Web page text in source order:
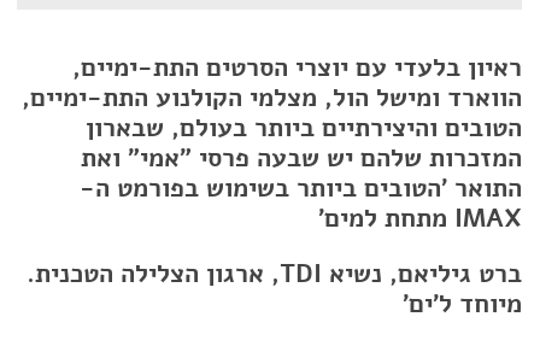
ראיון בלעדי עם יוצרי הסרטים התת-ימיים,
הווארד ומישל הול, מצלמי הקולנוע התת-ימיים,
הטובים והיצירתיים ביותר בעולם, שבארון
המזכרות שלהם יש שבעה פרסי "אמי" ואת
התואר 'הטובים ביותר בשימוש בפורמט ה-
IMAX מתחת למים'
ברט גיליאם, נשיא TDI, ארגון הצלילה הטכנית.
מיוחד ל'ים'